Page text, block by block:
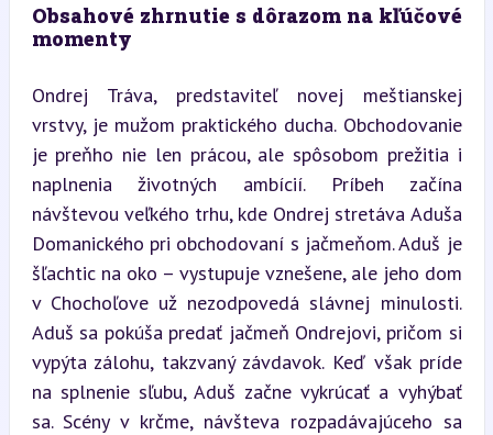
Obsahové zhrnutie s dôrazom na kľúčové
momenty
Ondrej Tráva, predstaviteľ novej meštianskej
vrstvy, je mužom praktického ducha. Obchodovanie
je preňho nie len prácou, ale spôsobom prežitia i
naplnenia životných ambícií. Príbeh začína
návštevou veľkého trhu, kde Ondrej stretáva Aduša
Domanického pri obchodovaní s jačmeňom. Aduš je
šľachtic na oko – vystupuje vznešene, ale jeho dom
v Chochoľove už nezodpovedá slávnej minulosti.
Aduš sa pokúša predať jačmeň Ondrejovi, pričom si
vypýta zálohu, takzvaný závdavok. Keď však príde
na splnenie sľubu, Aduš začne vykrúcať a vyhýbať
sa. Scény v krčme, návšteva rozpadávajúceho sa